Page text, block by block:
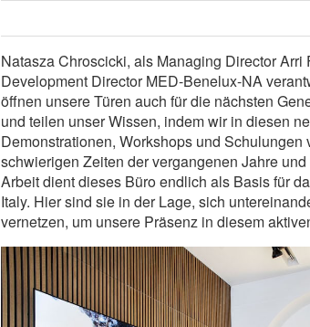
Natasza Chroscicki, als Managing Director Arri
Development Director MED-Benelux-NA
öffnen unsere Türen auch für die nächsten
und teilen unser Wissen, indem wir in diesen
Demonstrationen, Workshops und Schulungen
schwierigen Zeiten der vergangenen Jahre
Arbeit dient dieses Büro endlich als Basis für
Italy. Hier sind sie in der Lage, sich
vernetzen, um unsere Präsenz in diesem